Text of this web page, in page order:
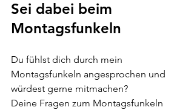
Sei dabei beim
Montagsfunkeln
Du fühlst dich durch mein
Montagsfunkeln angesprochen und
würdest gerne mitmachen?
Deine Fragen zum Montagsfunkeln